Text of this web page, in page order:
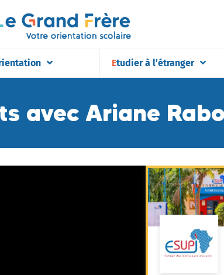
Etudier à l’étranger
avec Ariane